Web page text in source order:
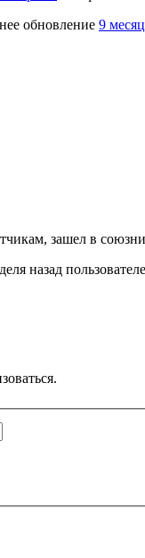
обновление 9
зашел в
назад